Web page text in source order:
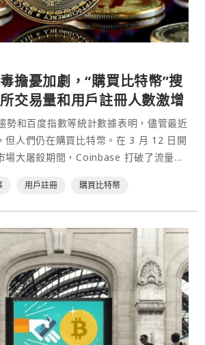
擔憂加劇，“購買比特幣”搜
交易量和用戶註冊人數激增
勢和百度指數等統計數據表明，儘管最近
但人們仍在購買比特幣。在 3 月 12 日開
場大屠殺期間，Coinbase 打破了流量記
註冊量也增加了 83％。⋯
用戶註冊 購買比特幣